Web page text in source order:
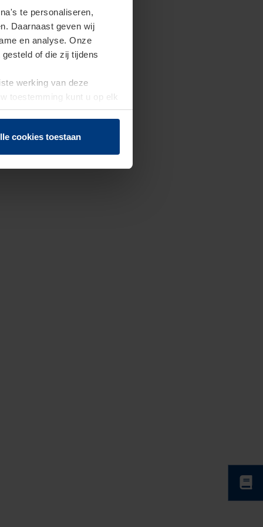
te personaliseren,
Daarnaast geven wij
en analyse. Onze
of die zij tijdens
werking van deze
toestemming kunt u op elk
herroepen.
cookies toestaan